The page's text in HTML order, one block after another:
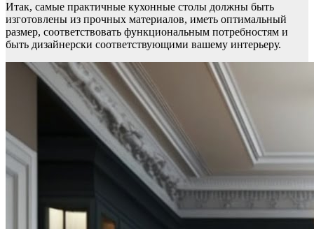
Итак, самые практичные кухонные столы должны быть
изготовлены из прочных материалов, иметь оптимальный
размер, соответствовать функциональным потребностям и
быть дизайнерски соответствующими вашему интерьеру.